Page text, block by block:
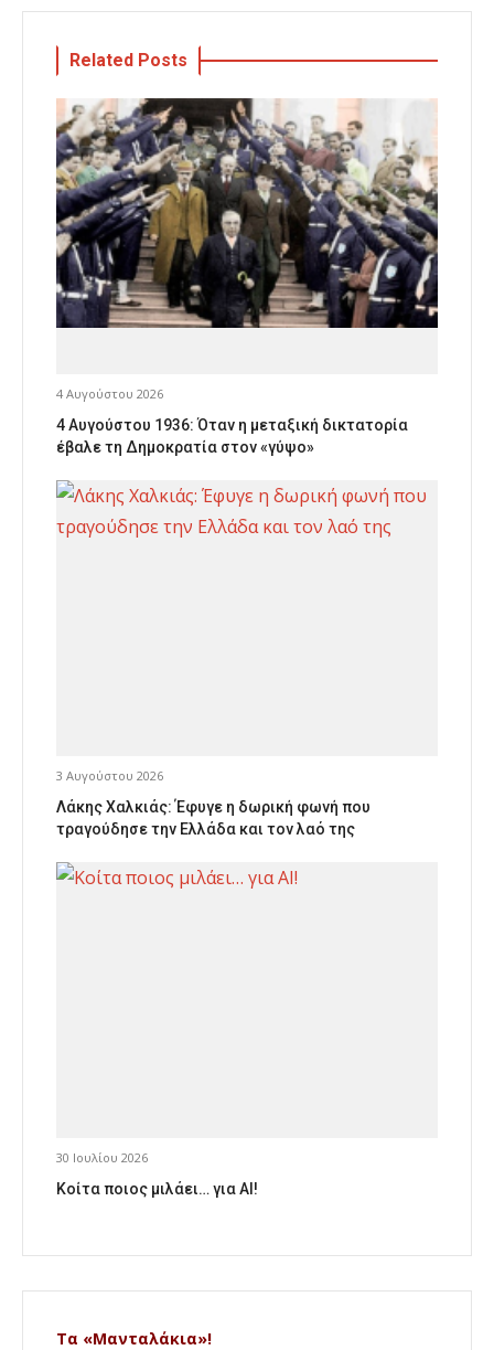
Related Posts
4 Αυγούστου 2026
4 Αυγούστου 1936: Όταν η μεταξική δικτατορία
έβαλε τη Δημοκρατία στον «γύψο»
3 Αυγούστου 2026
Λάκης Χαλκιάς: Έφυγε η δωρική φωνή που
τραγούδησε την Ελλάδα και τον λαό της
30 Ιουλίου 2026
Κοίτα ποιος μιλάει… για AI!
Τα «Μανταλάκια»!